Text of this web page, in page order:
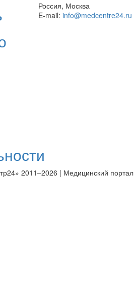
Россия, Москва
E-mail: info@medcentre24.ru
2011–2026 | Медицинский портал